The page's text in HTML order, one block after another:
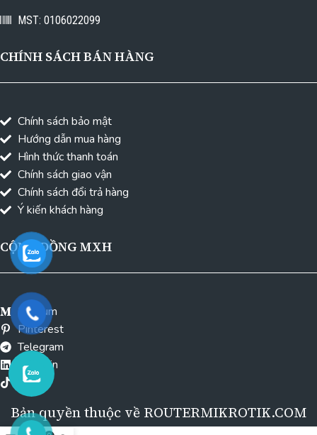
MST: 0106022099
CHÍNH SÁCH BÁN HÀNG
Chính sách bảo mật
Hướng dẫn mua hàng
Hình thức thanh toán
Chính sách giao vận
Chính sách đổi trả hàng
Ý kiến khách hàng
CỘNG ĐỒNG MXH
Medium
Pinterest
Telegram
Linkedin
Tiktok
Bản quyền thuộc về ROUTERMIKROTIK.COM